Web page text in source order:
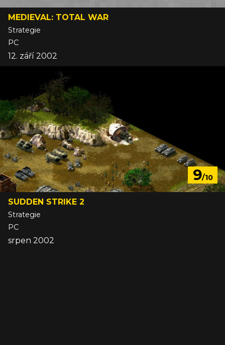
MEDIEVAL: TOTAL WAR
Strategie
PC
12. září 2002
9/10
SUDDEN STRIKE 2
Strategie
PC
srpen 2002